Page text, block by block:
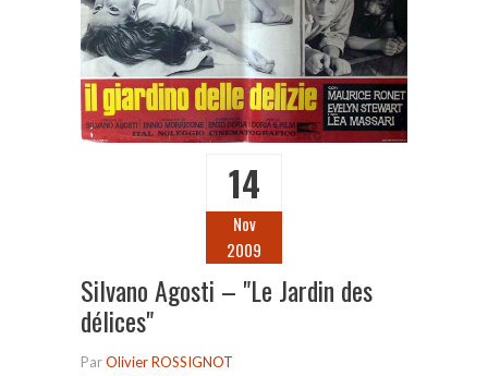
14
Nov
2009
Silvano Agosti – "Le Jardin des
délices"
ParOlivier ROSSIGNOT